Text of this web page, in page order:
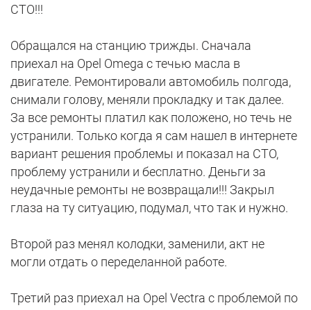
СТО!!!
Обращался на станцию трижды. Сначала
приехал на Opel Omega с течью масла в
двигателе. Ремонтировали автомобиль полгода,
снимали голову, меняли прокладку и так далее.
За все ремонты платил как положено, но течь не
устранили. Только когда я сам нашел в интернете
вариант решения проблемы и показал на СТО,
проблему устранили и бесплатно. Деньги за
неудачные ремонты не возвращали!!! Закрыл
глаза на ту ситуацию, подумал, что так и нужно.
Второй раз менял колодки, заменили, акт не
могли отдать о переделанной работе.
Третий раз приехал на Opel Vectra с проблемой по